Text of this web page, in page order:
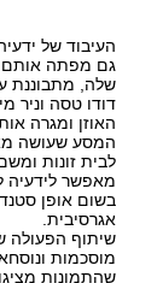
גם מפתה אותם
שלה, מתבוננת
דודו טסה וניר
האוזן ומגרה
המסע שעושה
לבית זונות
מאפשר לידעיה
בשום אופן
אגרסיבית.
שיתוף הפעולה
מוסכמות
שהתמונות